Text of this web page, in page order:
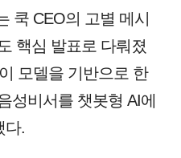
쿡 CEO의 고별 메시
핵심 발표로 다뤄졌
모델을 기반으로 한
성비서를 챗봇형 AI에
다.